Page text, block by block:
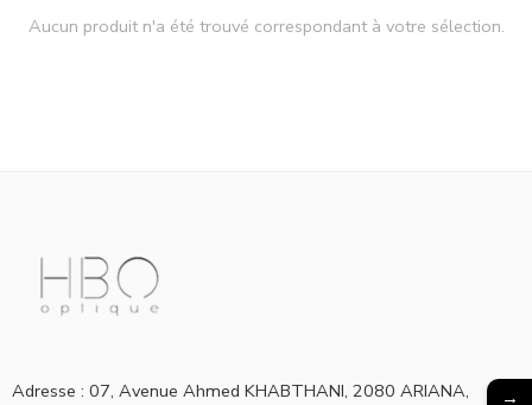
Aucun produit n'a été trouvé correspondant à votre sélection.
Adresse : 07, Avenue Ahmed KHABTHANI, 2080 ARIANA,
→